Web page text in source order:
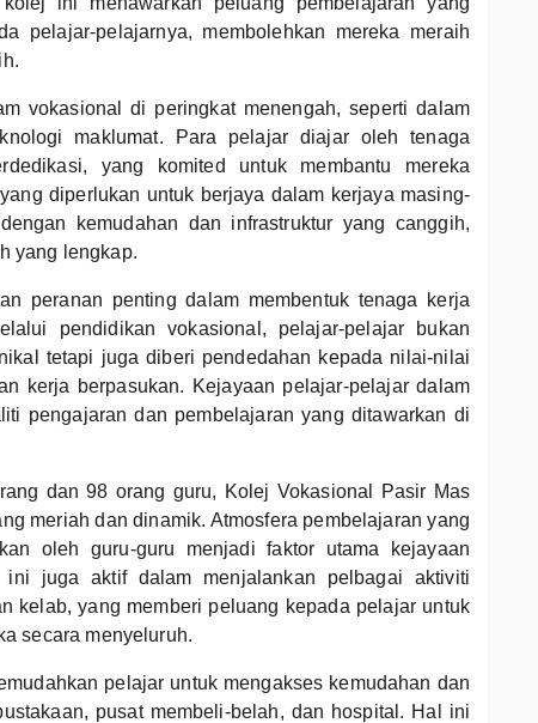
pelajar-pelajarnya, membolehkan mereka meraih
vokasional di peringkat menengah, seperti dalam
maklumat. Para pelajar diajar oleh tenaga
yang komited untuk membantu mereka
diperlukan untuk berjaya dalam kerjaya masing-
kemudahan dan infrastruktur yang canggih,
yang lengkap.
peranan penting dalam membentuk tenaga kerja
pendidikan vokasional, pelajar-pelajar bukan
tetapi juga diberi pendedahan kepada nilai-nilai
kerja berpasukan. Kejayaan pelajar-pelajar dalam
pengajaran dan pembelajaran yang ditawarkan di
dan 98 orang guru, Kolej Vokasional Pasir Mas
meriah dan dinamik. Atmosfera pembelajaran yang
oleh guru-guru menjadi faktor utama kejayaan
juga aktif dalam menjalankan pelbagai aktiviti
kelab, yang memberi peluang kepada pelajar untuk
secara menyeluruh.
pelajar untuk mengakses kemudahan dan
pusat membeli-belah, dan hospital. Hal ini